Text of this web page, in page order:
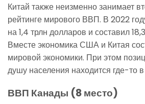
Китай также неизменно занимает
рейтинге мирового ВВП. В 2022
на 1,4 трлн долларов и составил
Вместе экономика США и Китая
мировой экономики. При этом
душу населения находится где-то
ВВП Канады (8 место)